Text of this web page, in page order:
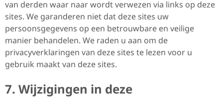
van derden waar naar wordt verwezen via links op deze
sites. We garanderen niet dat deze sites uw
persoonsgegevens op een betrouwbare en veilige
manier behandelen. We raden u aan om de
privacyverklaringen van deze sites te lezen voor u
gebruik maakt van deze sites.
7. Wijzigingen in deze